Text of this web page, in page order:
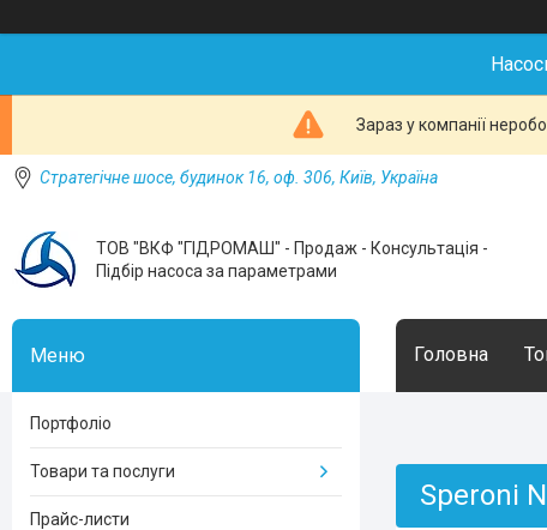
Зараз у компанії
Стратегічне шосе, будинок 16, оф. 306, Київ, Україна
ТОВ "ВКФ "ГІДРОМАШ" - Продаж - Консультація -
Підбір насоса за параметрами
Головна
Speroni
Портфоліо
Товари та послуги
Прайс-листи